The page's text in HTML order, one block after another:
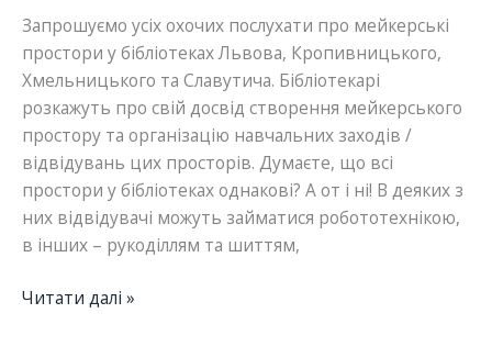
Запрошуємо усіх охочих послухати про мейкерські
простори у бібліотеках Львова, Кропивницького,
Хмельницького та Славутича. Бібліотекарі
розкажуть про свій досвід створення мейкерського
простору та організацію навчальних заходів /
відвідувань цих просторів. Думаєте, що всі
простори у бібліотеках однакові? А от і ні! В деяких з
них відвідувачі можуть займатися робототехнікою,
в інших – рукоділлям та шиттям,
Мейкерські
Читати далі »